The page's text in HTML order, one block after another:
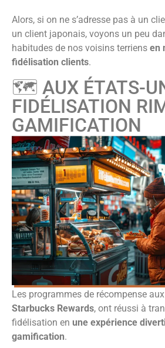
Alors, si on ne s’adresse pas à un
un client japonais, voyons un peu
habitudes de nos voisins terriens en
fidélisation clients.
🗺️ AUX ÉTATS-
FIDÉLISATION
GAMIFICATION
Les programmes de récompense
Starbucks Rewards, ont réussi à
fidélisation en une expérience
gamification.